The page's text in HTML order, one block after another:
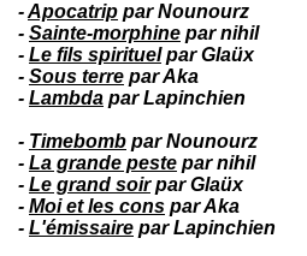
-Apocatrip par Nounourz
- Sainte-morphine par nihil
- Le fils spirituelpar Glaüx
- Sous terre par Aka
- Lambda par Lapinchien
- Timebomb par Nounourz
- La grande peste par nihil
- Le grand soirpar Glaüx
- Moi et les cons par Aka
- L'émissaire par Lapinchien